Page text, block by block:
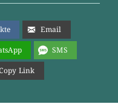
Email
SMS
Link